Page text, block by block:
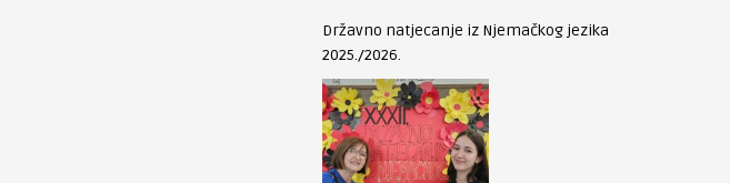
Državno natjecanje iz Njemačkog jezika
2025./2026.